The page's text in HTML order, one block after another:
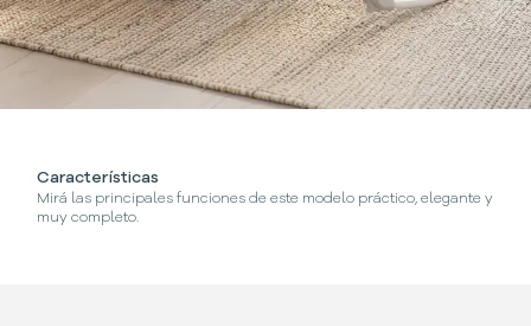
Características
Mirá las principales funciones de este modelo práctico, elegante y
muy completo.